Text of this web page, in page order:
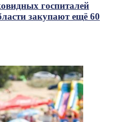
госпиталей
закупают ещё 60